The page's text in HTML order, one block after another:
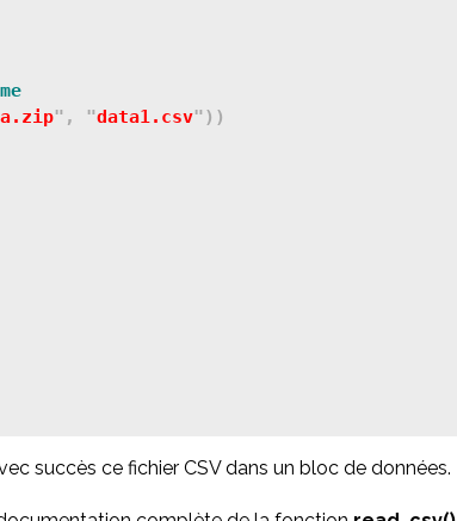
", "data1.csv"))
succès ce fichier CSV dans un bloc de données.